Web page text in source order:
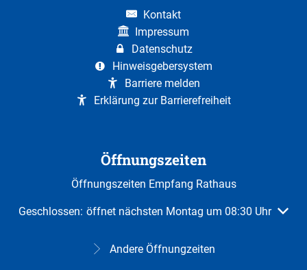
Kontakt
Impressum
Datenschutz
Hinweisgebersystem
Barriere melden
Erklärung zur Barrierefreiheit
Öffnungszeiten
Öffnungszeiten Empfang Rathaus
Klicken, um weitere Öffnungs- oder Schließzeiten
Geschlossen: öffnet nächsten Montag um 08:30 Uhr
Andere Öffnungzeiten